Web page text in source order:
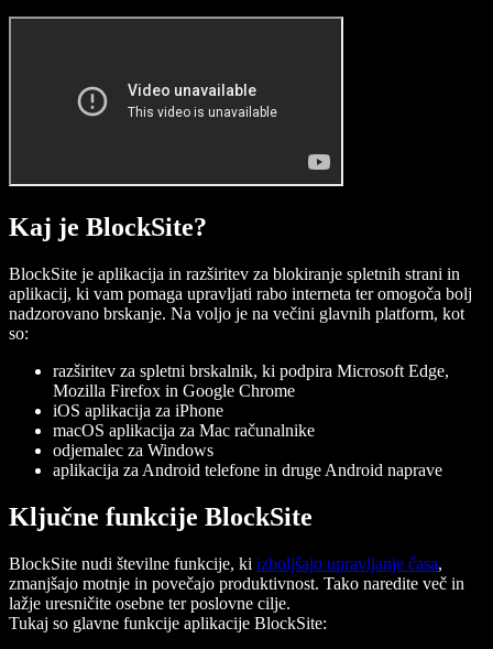
Kaj je BlockSite?
BlockSite je aplikacija in razširitev za blokiranje spletnih strani in
aplikacij, ki vam pomaga upravljati rabo interneta ter omogoča bolj
nadzorovano brskanje. Na voljo je na večini glavnih platform, kot
so:
razširitev za spletni brskalnik, ki podpira Microsoft Edge,
Mozilla Firefox in Google Chrome
iOS aplikacija za iPhone
macOS aplikacija za Mac računalnike
odjemalec za Windows
aplikacija za Android telefone in druge Android naprave
Ključne funkcije BlockSite
BlockSite nudi številne funkcije, ki izboljšajo upravljanje časa,
zmanjšajo motnje in povečajo produktivnost. Tako naredite več in
lažje uresničite osebne ter poslovne cilje.
Tukaj so glavne funkcije aplikacije BlockSite: